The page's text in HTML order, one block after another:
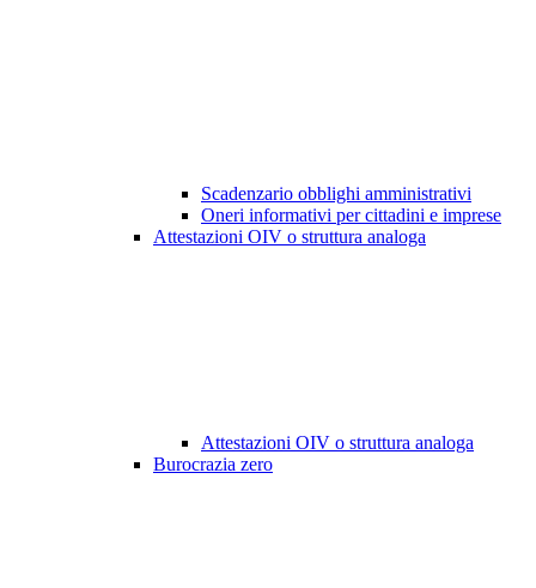
Scadenzario obblighi amministrativi
Oneri informativi per cittadini e imprese
Attestazioni OIV o struttura analoga
Attestazioni OIV o struttura analoga
Burocrazia zero